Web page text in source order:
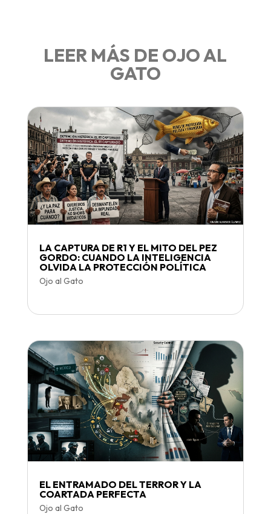
LEER MÁS DE OJO AL
GATO
LA CAPTURA DE R1 Y EL MITO DEL PEZ
GORDO: CUANDO LA INTELIGENCIA
OLVIDA LA PROTECCIÓN POLÍTICA
Ojo al Gato
EL ENTRAMADO DEL TERROR Y LA
COARTADA PERFECTA
Ojo al Gato